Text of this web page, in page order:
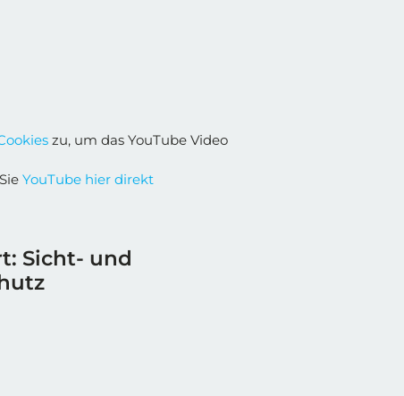
zu, um das YouTube Video
YouTube hier direkt
Sicht- und